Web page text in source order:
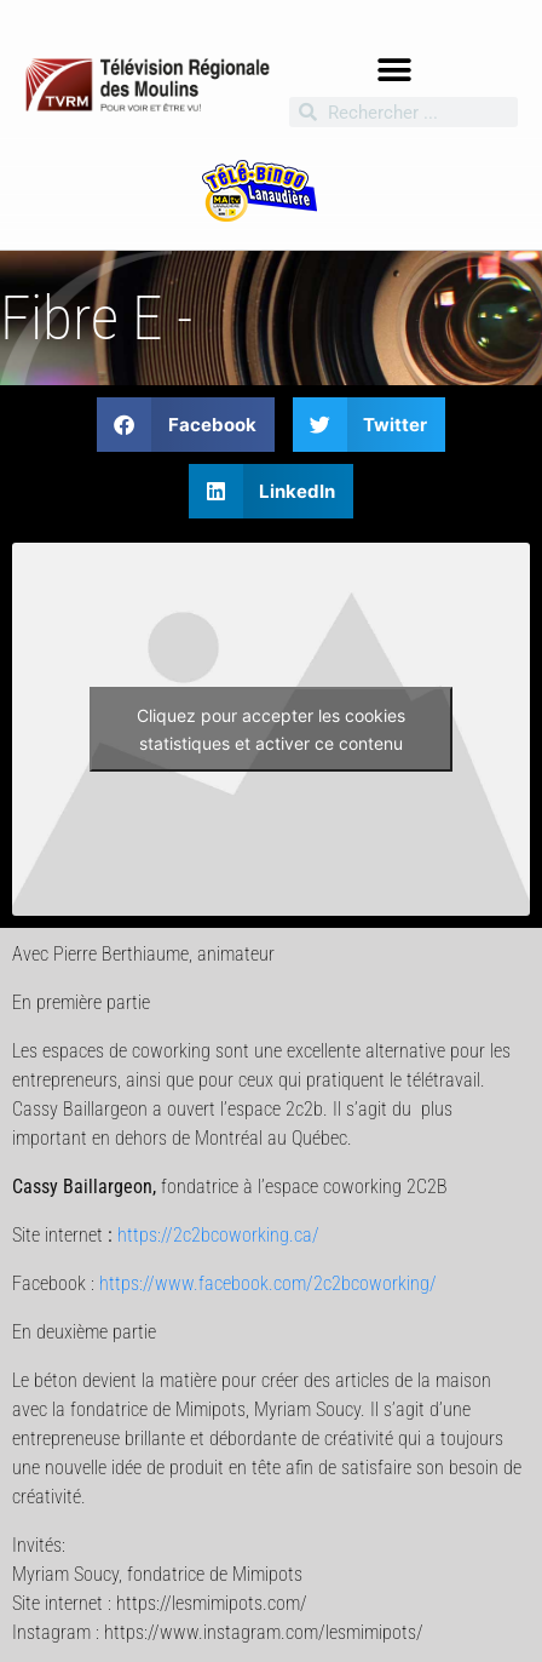
Fibre E -
Facebook Twitter
LinkedIn
Cliquez pour accepter les cookies
statistiques et activer ce contenu
Avec Pierre Berthiaume, animateur
En première partie
Les espaces de coworking sont une excellente alternative pour les
entrepreneurs, ainsi que pour ceux qui pratiquent le télétravail.
Cassy Baillargeon a ouvert l’espace 2c2b. Il s’agit du plus
important en dehors de Montréal au Québec.
Cassy Baillargeon, fondatrice à l’espace coworking 2C2B
Site internet : https://2c2bcoworking.ca/
Facebook : https://www.facebook.com/2c2bcoworking/
En deuxième partie
Le béton devient la matière pour créer des articles de la maison
avec la fondatrice de Mimipots, Myriam Soucy. Il s’agit d’une
entrepreneuse brillante et débordante de créativité qui a toujours
une nouvelle idée de produit en tête afin de satisfaire son besoin de
créativité.
Invités:
Myriam Soucy, fondatrice de Mimipots
Site internet : https://lesmimipots.com/
Instagram : https://www.instagram.com/lesmimipots/